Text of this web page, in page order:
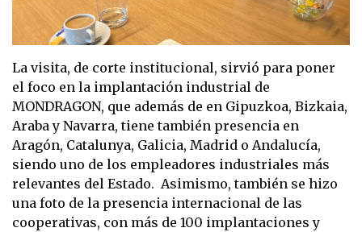
La visita, de corte institucional, sirvió para poner
el foco en la implantación industrial de
MONDRAGON, que además de en Gipuzkoa, Bizkaia,
Araba y Navarra, tiene también presencia en
Aragón, Catalunya, Galicia, Madrid o Andalucía,
siendo uno de los empleadores industriales más
relevantes del Estado. Asimismo, también se hizo
una foto de la presencia internacional de las
cooperativas, con más de 100 implantaciones y